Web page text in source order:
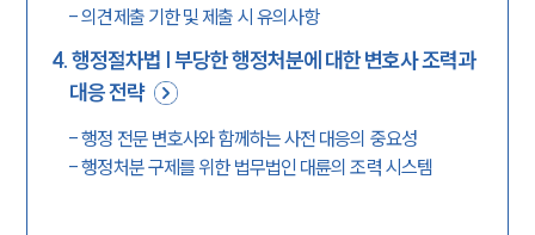
-의견제출 기한 및 제출 시 유의사항
4.행정절차법 | 부당한 행정처분에 대한 변호사 조력과
대응 전략
-행정 전문 변호사와 함께하는 사전 대응의 중요성
-행정처분 구제를 위한 법무법인 대륜의 조력 시스템